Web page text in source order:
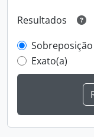
Resultados
Sobreposição
Exato(a)